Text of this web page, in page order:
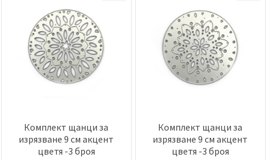
Комплект щанци за
изрязване 9 см акцент
цветя -3 броя
Комплект щанци за
изрязване 9 см акцент
цветя -3 броя